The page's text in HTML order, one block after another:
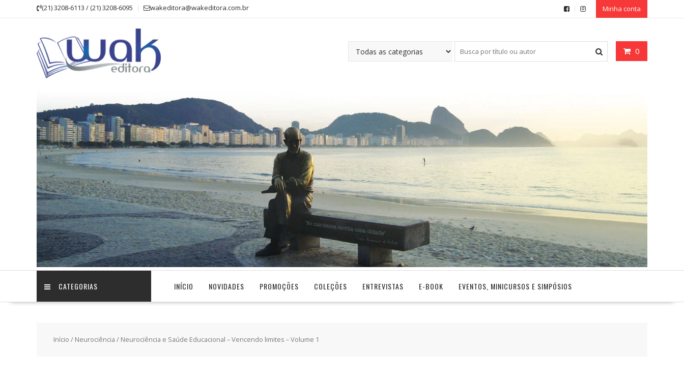
(21) 3208-6113 / (21) 3208-6095 wakeditora@wakeditora.com.br Minha conta
0
CATEGORIAS INÍCIO NOVIDADES PROMOÇÕES COLEÇÕES ENTREVISTAS E-BOOK EVENTOS, MINICURSOS E SIMPÓSIOS
Início / Neurociência / Neurociência e Saúde Educacional – Vencendo limites – Volume 1